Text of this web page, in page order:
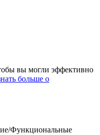
вы могли эффективно
больше о
Функциональные